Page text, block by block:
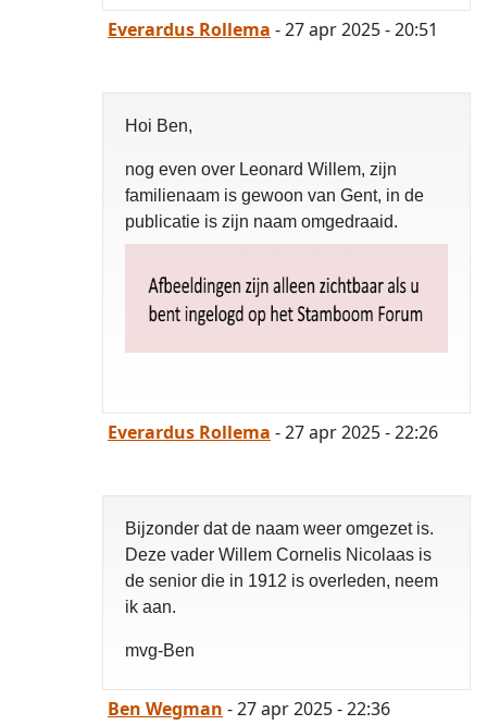
Everardus Rollema - 27 apr 2025 - 20:51
Hoi Ben,
nog even over Leonard Willem, zijn
familienaam is gewoon van Gent, in de
publicatie is zijn naam omgedraaid.
Everardus Rollema - 27 apr 2025 - 22:26
Bijzonder dat de naam weer omgezet is.
Deze vader Willem Cornelis Nicolaas is
de senior die in 1912 is overleden, neem
ik aan.
mvg-Ben
Ben Wegman - 27 apr 2025 - 22:36